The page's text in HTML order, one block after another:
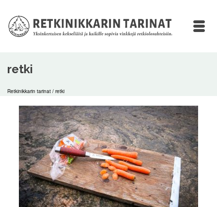
retki
Retkinikkarin tarinat / retki